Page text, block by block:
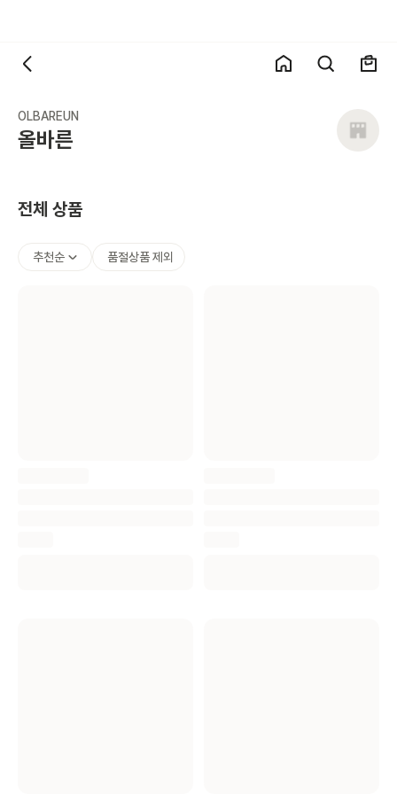
OLBAREUN
올바른
전체 상품
추천순 품절상품 제외